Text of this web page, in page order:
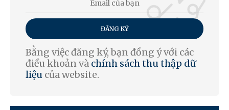
ĐĂNG KÝ
Bằng việc đăng ký, bạn đồng ý với các
điều khoản và chính sách thu thập dữ
liệu của website.